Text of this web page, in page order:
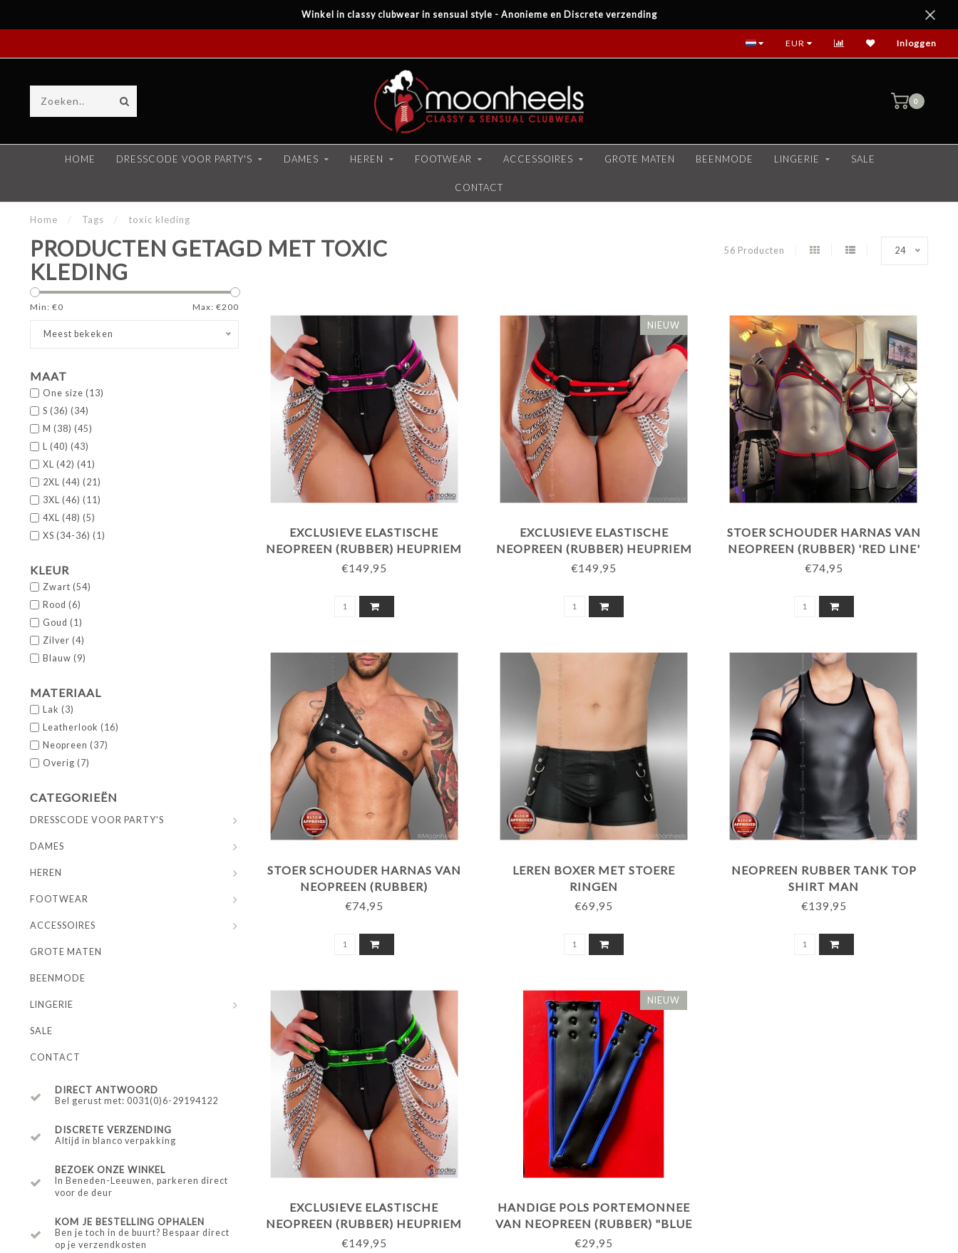
Winkel in classy clubwear in sensual style - Anonieme en Discrete verzending
EUR Inloggen
0
HOME DRESSCODE VOOR PARTY'S DAMES HEREN FOOTWEAR ACCESSOIRES GROTE MATEN BEENMODE LINGERIE SALE
CONTACT
Home / Tags / toxic kleding
PRODUCTEN GETAGD MET TOXIC
KLEDING
56 Producten 24
Min: €0 Max: €200
Meest bekeken
MAAT
One size (13)
S (36) (34)
M (38) (45)
L (40) (43)
XL (42) (41)
2XL (44) (21)
3XL (46) (11)
4XL (48) (5)
XS (34-36) (1)
KLEUR
Zwart (54)
Rood (6)
Goud (1)
Zilver (4)
Blauw (9)
MATERIAAL
Lak (3)
Leatherlook (16)
Neopreen (37)
Overig (7)
CATEGORIEËN
DRESSCODE VOOR PARTY'S
DAMES
HEREN
FOOTWEAR
ACCESSOIRES
GROTE MATEN
BEENMODE
LINGERIE
SALE
CONTACT
DIRECT ANTWOORD
Bel gerust met: 0031(0)6-29194122
DISCRETE VERZENDING
Altijd in blanco verpakking
BEZOEK ONZE WINKEL
In Beneden-Leeuwen, parkeren direct
voor de deur
KOM JE BESTELLING OPHALEN
Ben je toch in de buurt? Bespaar direct
op je verzendkosten
EXCLUSIEVE ELASTISCHE
NEOPREEN (RUBBER) HEUPRIEM
MET KETTINGEN - REFLECTIVE
€149,95
NIEUW
EXCLUSIEVE ELASTISCHE
NEOPREEN (RUBBER) HEUPRIEM
MET KETTINGEN - RODE BIES
€149,95
STOER SCHOUDER HARNAS VAN
NEOPREEN (RUBBER) 'RED LINE'
€74,95
STOER SCHOUDER HARNAS VAN
NEOPREEN (RUBBER)
€74,95
LEREN BOXER MET STOERE
RINGEN
€69,95
NEOPREEN RUBBER TANK TOP
SHIRT MAN
€139,95
EXCLUSIEVE ELASTISCHE
NEOPREEN (RUBBER) HEUPRIEM
MET KETTINGEN -
€149,95
NIEUW
HANDIGE POLS PORTEMONNEE
VAN NEOPREEN (RUBBER) "BLUE
LINE"
€29,95